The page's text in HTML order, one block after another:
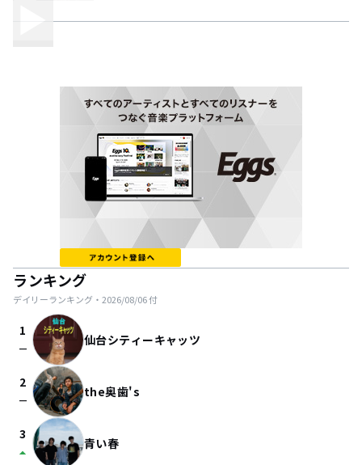
ランキング
デイリーランキング・ 2026/08/06付
1
check_indeterminate_small 仙台シティーキャッツ
2
check_indeterminate_small the奥歯's
3
arrow_drop_up 青い春